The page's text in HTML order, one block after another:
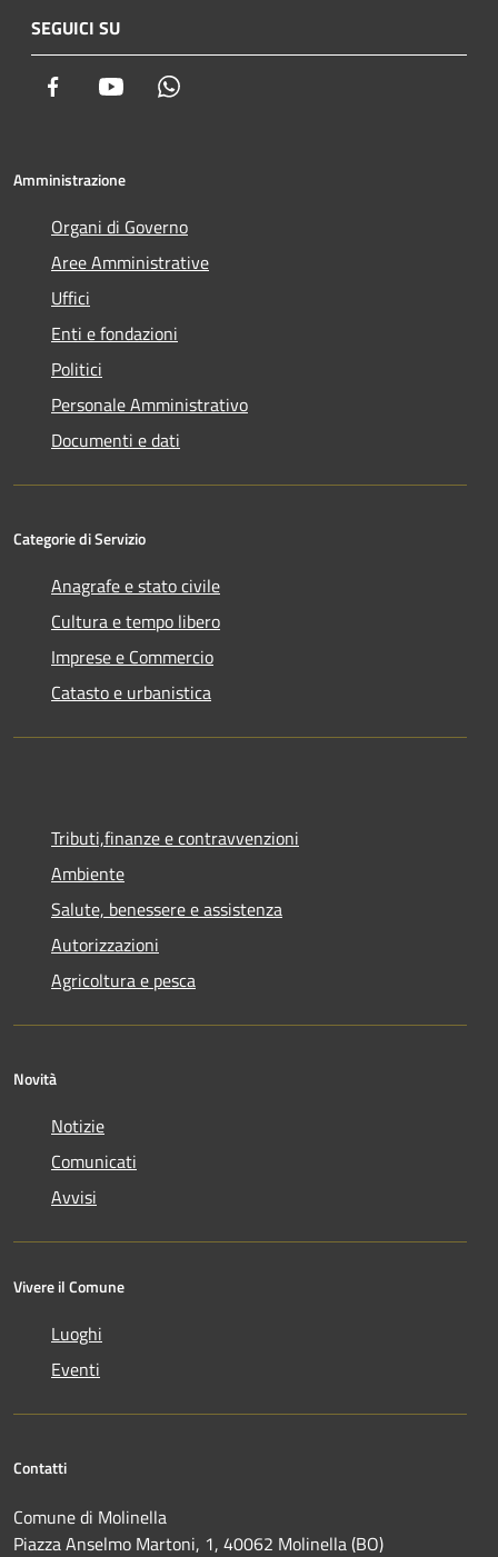
SEGUICI SU
Facebook Youtube
Amministrazione
Organi di Governo
Aree Amministrative
Uffici
Enti e fondazioni
Politici
Personale Amministrativo
Documenti e dati
Categorie di Servizio
Anagrafe e stato civile
Cultura e tempo libero
Imprese e Commercio
Catasto e urbanistica
Tributi,finanze e contravvenzioni
Ambiente
Salute, benessere e assistenza
Autorizzazioni
Agricoltura e pesca
Novità
Notizie
Comunicati
Avvisi
Vivere il Comune
Luoghi
Eventi
Contatti
Comune di Molinella
Piazza Anselmo Martoni, 1, 40062 Molinella (BO)